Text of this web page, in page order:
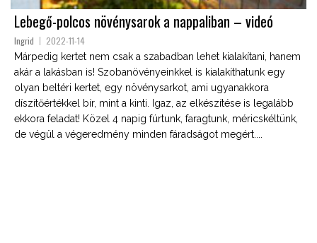
Lebegő-polcos növénysarok a nappaliban – videó
Ingrid 2022-11-14
Márpedig kertet nem csak a szabadban lehet kialakítani, hanem
akár a lakásban is! Szobanövényeinkkel is kialakíthatunk egy
olyan beltéri kertet, egy növénysarkot, ami ugyanakkora
díszítőértékkel bír, mint a kinti. Igaz, az elkészítése is legalább
ekkora feladat! Közel 4 napig fúrtunk, faragtunk, méricskéltünk,
de végül a végeredmény minden fáradságot megért....